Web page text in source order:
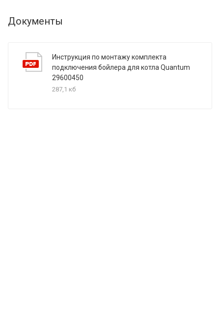
Документы
Инструкция по монтажу комплекта
подключения бойлера для котла Quantum
29600450
287,1 кб